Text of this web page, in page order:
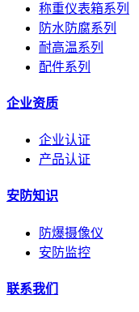
称重仪表箱系列
防水防腐系列
耐高温系列
配件系列
企业资质
企业认证
产品认证
安防知识
防爆摄像仪
安防监控
联系我们